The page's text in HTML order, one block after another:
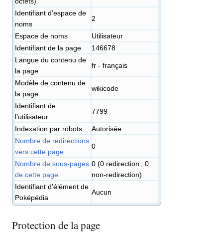
Identifiant dʼespace de
noms
2
Espace de noms
Utilisateur
Identifiant de la page
146678
Langue du contenu de
la page
fr - français
Modèle de contenu de
la page
wikicode
Identifiant de
l’utilisateur
7799
Indexation par robots
Autorisée
Nombre de redirections
vers cette page
0
Nombre de sous-pages
de cette page
0 (0 redirection ; 0
non-redirection)
Identifiant d’élément de
Poképédia
Aucun
Protection de la page